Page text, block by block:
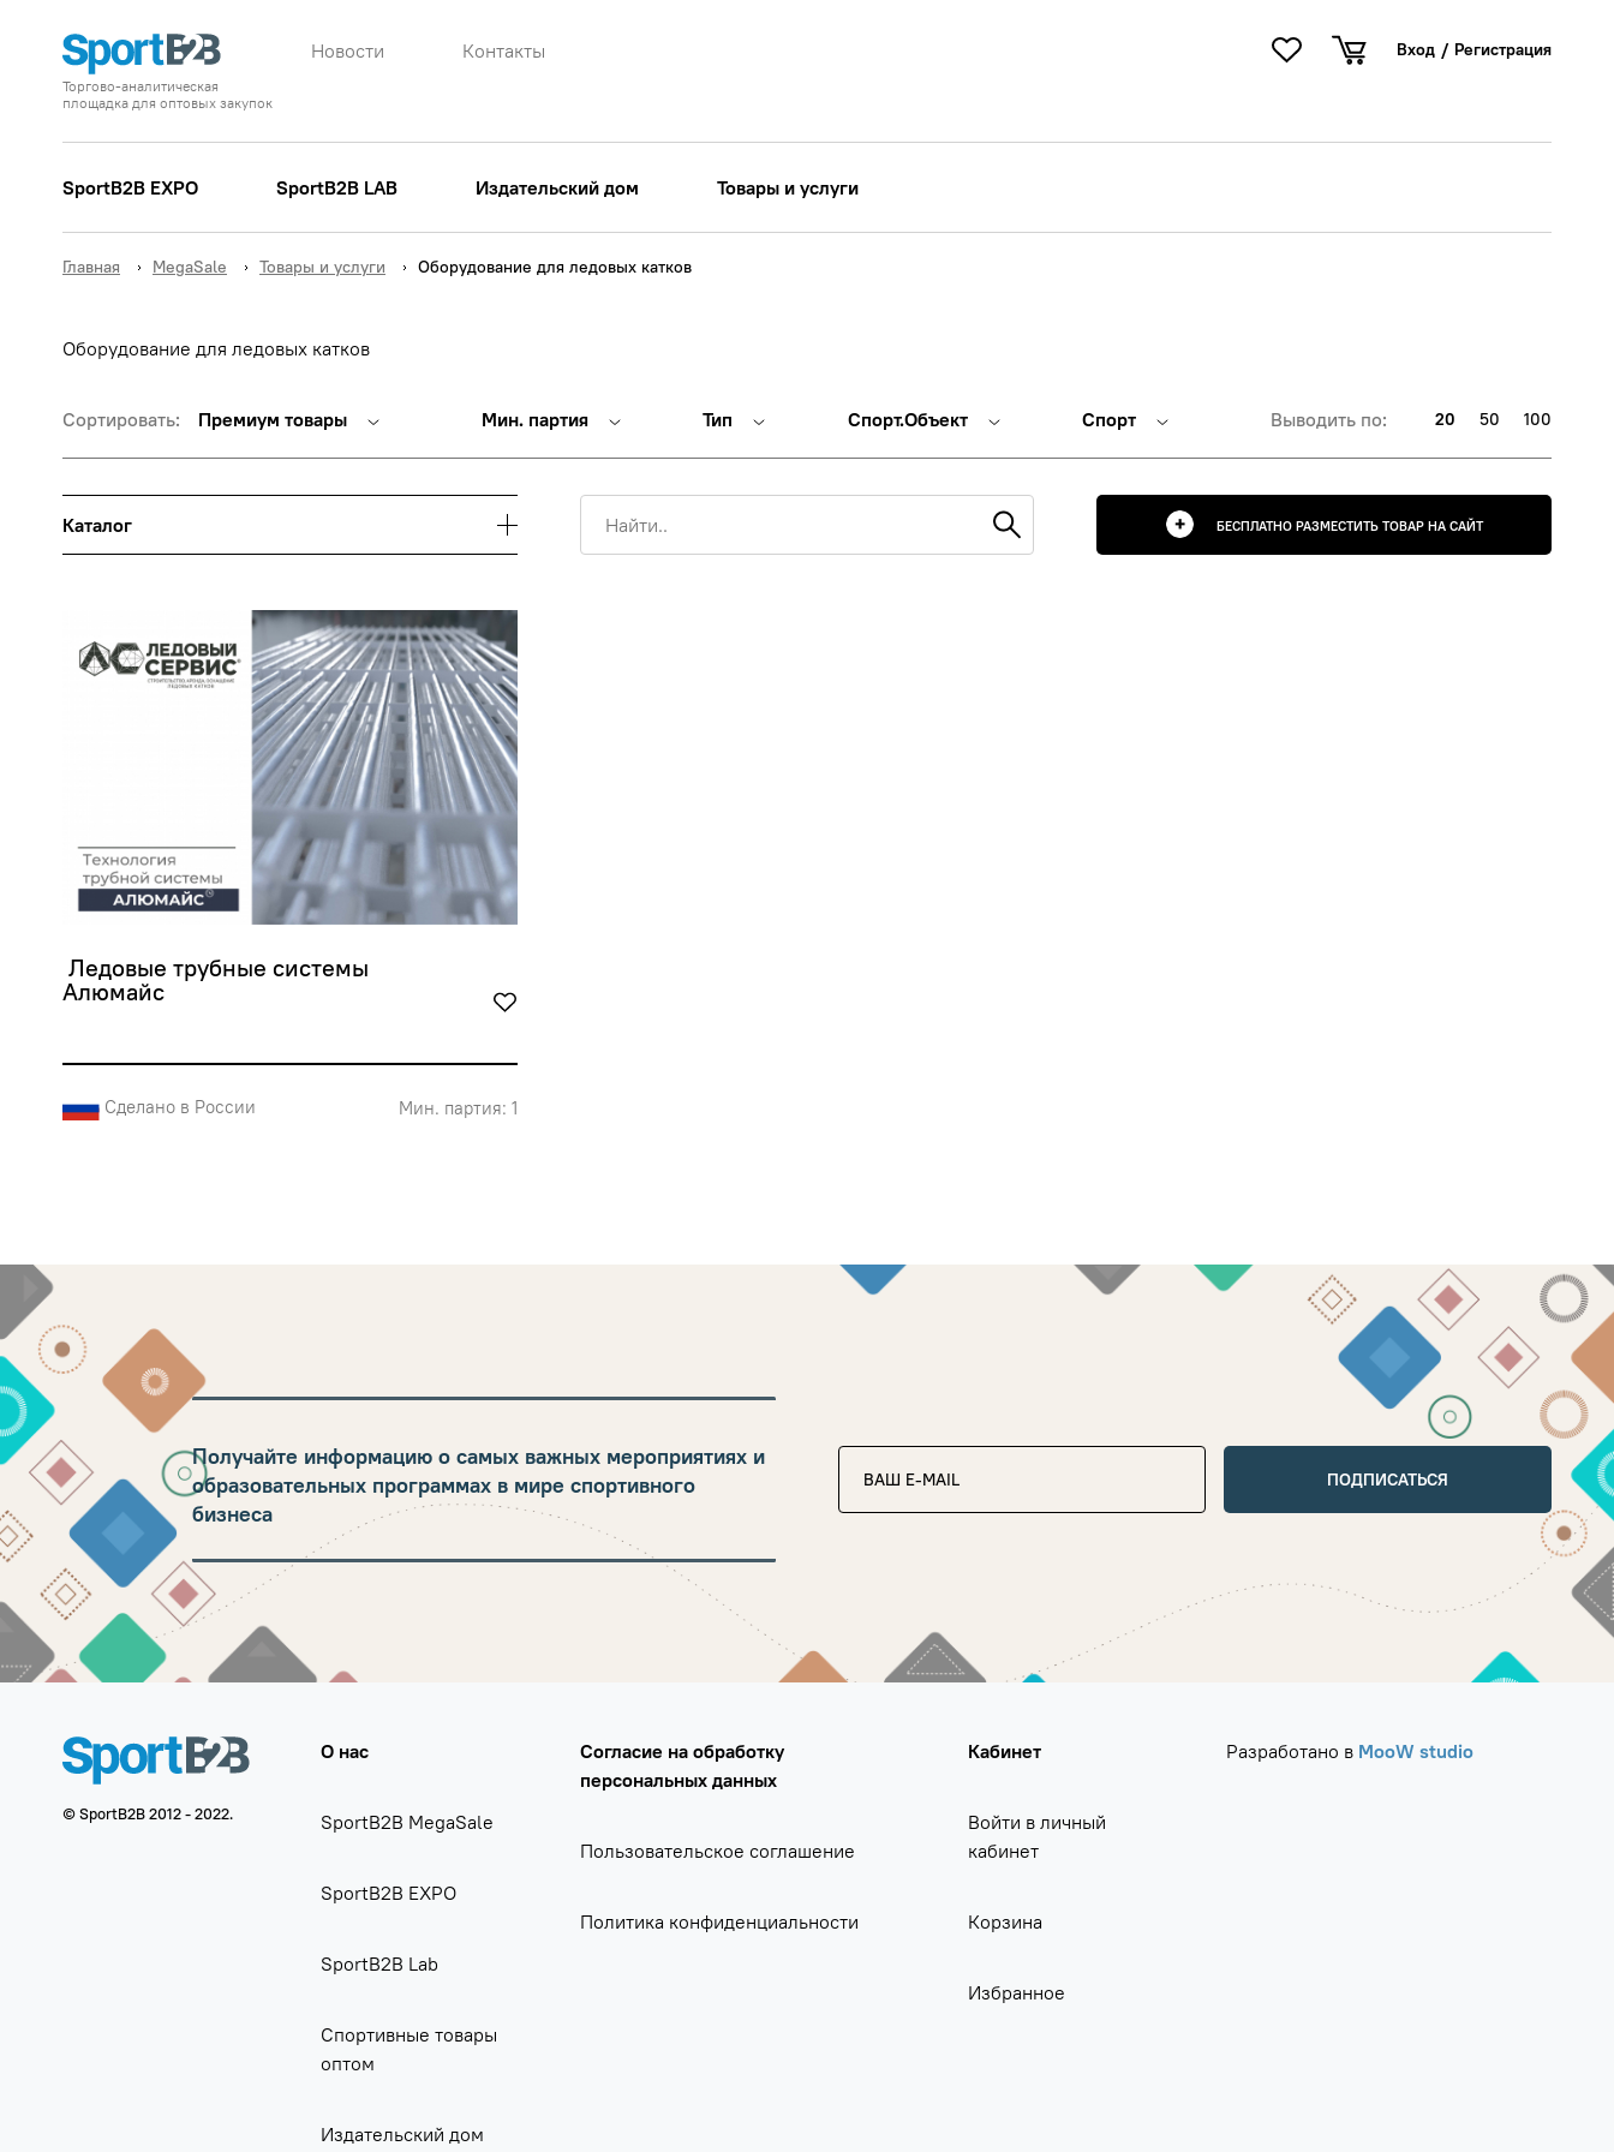
Торгово-аналитическая
площадка для оптовых закупок
Новости Контакты Вход / Регистрация
SportB2B EXPO SportB2B LAB Издательский дом Товары и услуги
Главная MegaSale Товары и услуги Оборудование для ледовых катков
Оборудование для ледовых катков
Каталог БЕСПЛАТНО РАЗМЕСТИТЬ ТОВАР НА САЙТ
Сортировать: Премиум товары Мин. партия Тип Спорт.Объект Спорт Выводить по: 20 50 100
Алюмайс
Сделано в России Мин. партия: 1
Получайте информацию о самых важных мероприятиях и
образовательных программах в мире спортивного
бизнеса
ПОДПИСАТЬСЯ
© SportB2B 2012 - 2022.
О нас
SportB2B MegaSale
SportB2B EXPO
SportB2B Lab
Спортивные товары
оптом
Издательский дом
Согласие на обработку
персональных данных
Пользовательское соглашение
Политика конфиденциальности
Кабинет
Войти в личный
кабинет
Корзина
Избранное
Разработано в MooW studio